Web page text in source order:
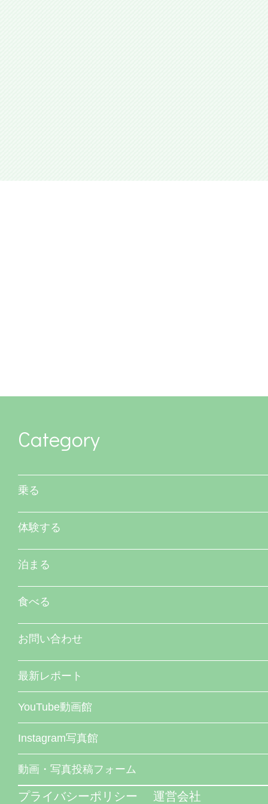
Category
乗る
体験する
泊まる
食べる
お問い合わせ
最新レポート
YouTube動画館
Instagram写真館
動画・写真投稿フォーム
プライバシーポリシー 運営会社